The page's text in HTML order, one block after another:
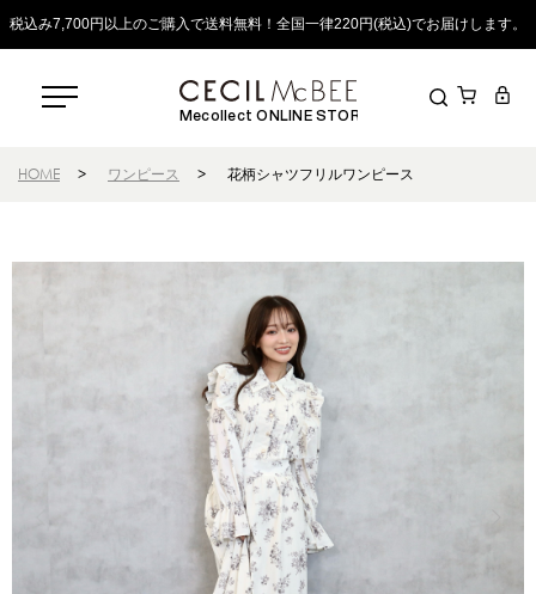
税込み7,700円以上のご購入で送料無料！全国一律220円(税込)でお届けします。
Mecollect ONLINE STORE
HOME > ワンピース > 花柄シャツフリルワンピース